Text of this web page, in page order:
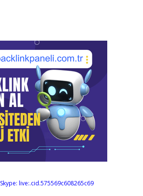
Skype: live:.cid.575569c608265c69